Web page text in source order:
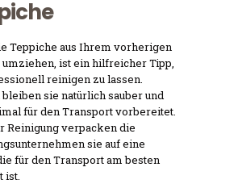
Teppiche aus Ihrem vorherigen
umziehen, ist ein hilfreicher Tipp,
reinigen zu lassen.
bleiben sie natürlich sauber und
für den Transport vorbereitet.
Reinigung verpacken die
sie auf eine
für den Transport am besten
ist.